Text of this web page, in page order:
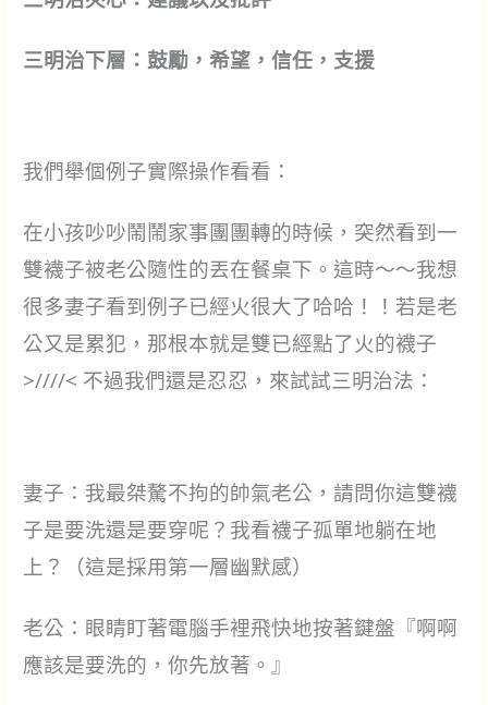
三明治下層：鼓勵，希望，信任，支援
我們舉個例子實際操作看看：
在小孩吵吵鬧鬧家事團團轉的時候，突然看到一
雙襪子被老公隨性的丟在餐桌下。這時～～我想
很多妻子看到例子已經火很大了哈哈！！若是老
公又是累犯，那根本就是雙已經點了火的襪子
>////< 不過我們還是忍忍，來試試三明治法：
妻子：我最桀驁不拘的帥氣老公，請問你這雙襪
子是要洗還是要穿呢？我看襪子孤單地躺在地
上？（這是採用第一層幽默感）
老公：眼睛盯著電腦手裡飛快地按著鍵盤『啊啊
應該是要洗的，你先放著。』